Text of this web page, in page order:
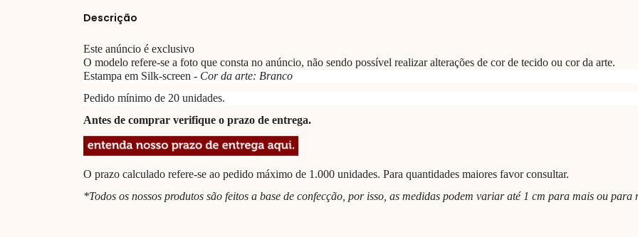
Descrição
Este anúncio é exclusivo
O modelo refere-se a foto que consta no anúncio, não sendo possível realizar alterações de cor de tecido ou cor da arte.
Estampa em Silk-screen - Cor da arte: Branco
Pedido mínimo de 20 unidades.
Antes de comprar verifique o prazo de entrega.
O prazo calculado refere-se ao pedido máximo de 1.000 unidades. Para quantidades maiores favor consultar.
*Todos os nossos produtos são feitos a base de confecção, por isso, as medidas podem variar até 1 cm para mais ou para